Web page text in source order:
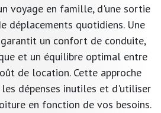
voyage en famille, d'une sortie
déplacements quotidiens. Une
un confort de conduite,
et un équilibre optimal entre
de location. Cette approche
dépenses inutiles et d'utiliser
en fonction de vos besoins.